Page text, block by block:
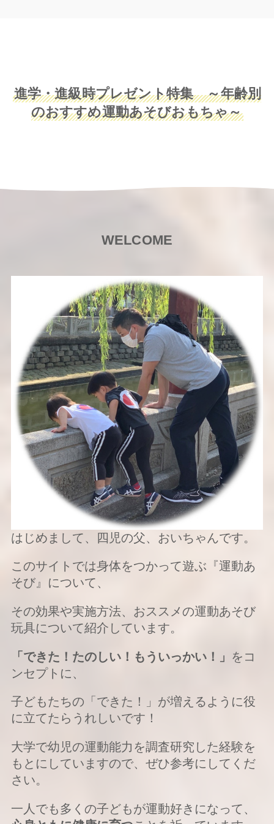
進学・進級時プレゼント特集 ～年齢別
のおすすめ運動あそびおもちゃ～
WELCOME
はじめまして、四児の父、おいちゃんです。
このサイトでは身体をつかって遊ぶ『運動あ
そび』について、
その効果や実施方法、おススメの運動あそび
玩具について紹介しています。
「できた！ たのしい！ もういっかい！」 をコ
ンセプトに、
子どもたちの「できた！」が増えるように役
に立てたらうれしいです！
大学で幼児の運動能力を調査研究した経験を
もとにしていますので、ぜひ参考にしてくだ
さい。
一人でも多くの子どもが運動好きになって、